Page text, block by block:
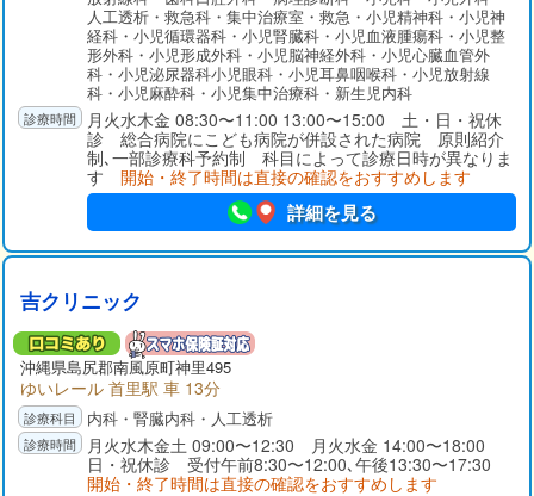
人工透析・救急科・集中治療室・救急・小児精神科・小児神
経科・小児循環器科・小児腎臓科・小児血液腫瘍科・小児整
形外科・小児形成外科・小児脳神経外科・小児心臓血管外
科・小児泌尿器科小児眼科・小児耳鼻咽喉科・小児放射線
科・小児麻酔科・小児集中治療科・新生児内科
月火水木金 08:30〜11:00 13:00〜15:00 土・日・祝休
診 総合病院にこども病院が併設された病院 原則紹介
制､一部診療科予約制 科目によって診療日時が異なりま
す 開始・終了時間は直接の確認をおすすめします
詳細を見る
吉クリニック
沖縄県島尻郡南風原町神里495
ゆいレール 首里駅 車 13分
内科・腎臓内科・人工透析
月火水木金土 09:00〜12:30 月火水金 14:00〜18:00
日・祝休診 受付午前8:30〜12:00､午後13:30〜17:30
開始・終了時間は直接の確認をおすすめします